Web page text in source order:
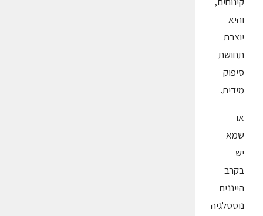
והיא
יוצרת
תחושת
סיפוק
מידית.
או
שמא
יש
בקרב
הייננים
נוסטלגיה